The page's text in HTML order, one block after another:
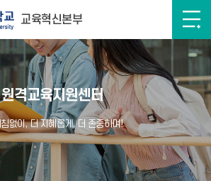
교육혁신본부
원격교육지원센터